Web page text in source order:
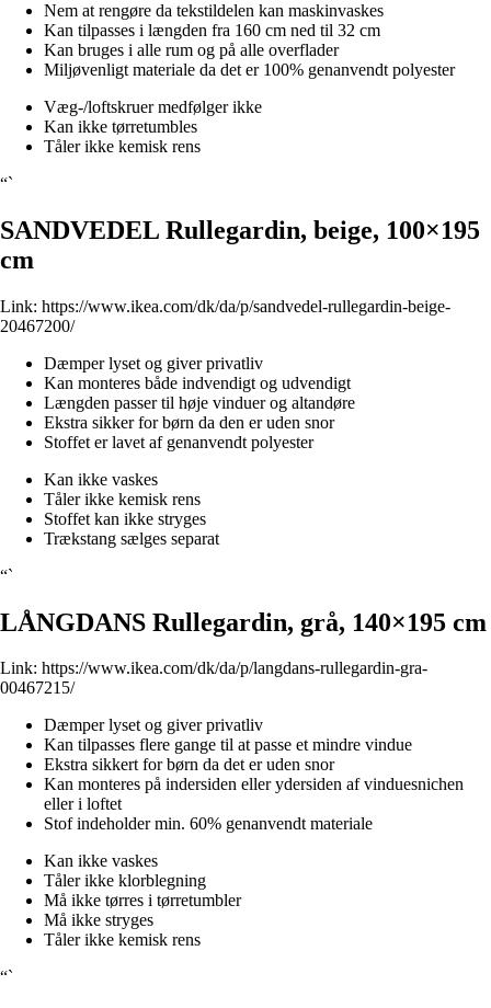
Nem at rengøre da tekstildelen kan maskinvaskes
Kan tilpasses i længden fra 160 cm ned til 32 cm
Kan bruges i alle rum og på alle overflader
Miljøvenligt materiale da det er 100% genanvendt polyester
Væg-/loftskruer medfølger ikke
Kan ikke tørretumbles
Tåler ikke kemisk rens
“`
SANDVEDEL Rullegardin, beige, 100×195
cm
Link: https://www.ikea.com/dk/da/p/sandvedel-rullegardin-beige-
20467200/
Dæmper lyset og giver privatliv
Kan monteres både indvendigt og udvendigt
Længden passer til høje vinduer og altandøre
Ekstra sikker for børn da den er uden snor
Stoffet er lavet af genanvendt polyester
Kan ikke vaskes
Tåler ikke kemisk rens
Stoffet kan ikke stryges
Trækstang sælges separat
“`
LÅNGDANS Rullegardin, grå, 140×195 cm
Link: https://www.ikea.com/dk/da/p/langdans-rullegardin-gra-
00467215/
Dæmper lyset og giver privatliv
Kan tilpasses flere gange til at passe et mindre vindue
Ekstra sikkert for børn da det er uden snor
Kan monteres på indersiden eller ydersiden af vinduesnichen
eller i loftet
Stof indeholder min. 60% genanvendt materiale
Kan ikke vaskes
Tåler ikke klorblegning
Må ikke tørres i tørretumbler
Må ikke stryges
Tåler ikke kemisk rens
“`